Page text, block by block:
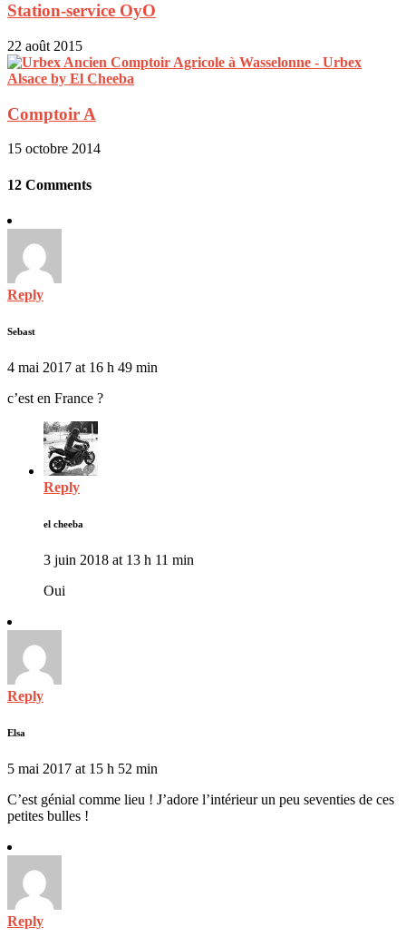
Station-service OyO
22 août 2015
Comptoir A
15 octobre 2014
12 Comments
Reply
Sebast
4 mai 2017 at 16 h 49 min
c’est en France ?
Reply
el cheeba
3 juin 2018 at 13 h 11 min
Oui
Reply
Elsa
5 mai 2017 at 15 h 52 min
C’est génial comme lieu ! J’adore l’intérieur un peu seventies de ces
petites bulles !
Reply